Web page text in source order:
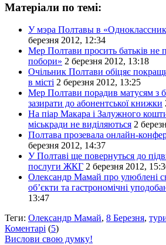
Матеріали по темі:
У мэра Полтавы в
березня 2012, 12:34
Мер Полтави просить батьків не
побори» 2 березня 2012, 13:18
Очільник Полтави обіцяє
в місті 2 березня 2012, 13:25
Мер Полтави порадив матусям з
зазирати до абонентської книжки
На піар Макара і Залужного
міськради не виділяються 2
Полтава прозевала онлайн-
березня 2012, 14:37
У Полтаві ще повернуться до
послуги ЖКГ 2 березня 2012,
Олександр Мамай про улюблені
об’єкти та гастрономічні
13:47
Теги: Олександр Мамай, 8 Березня,
Коментарі (5)
Вислови свою думку!